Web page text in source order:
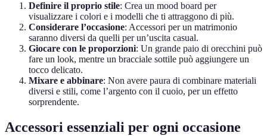
Definire il proprio stile: Crea un mood board per
visualizzare i colori e i modelli che ti attraggono di più.
Considerare l’occasione: Accessori per un matrimonio
saranno diversi da quelli per un’uscita casual.
Giocare con le proporzioni: Un grande paio di orecchini può
fare un look, mentre un bracciale sottile può aggiungere un
tocco delicato.
Mixare e abbinare: Non avere paura di combinare materiali
diversi e stili, come l’argento con il cuoio, per un effetto
sorprendente.
Accessori essenziali per ogni occasione